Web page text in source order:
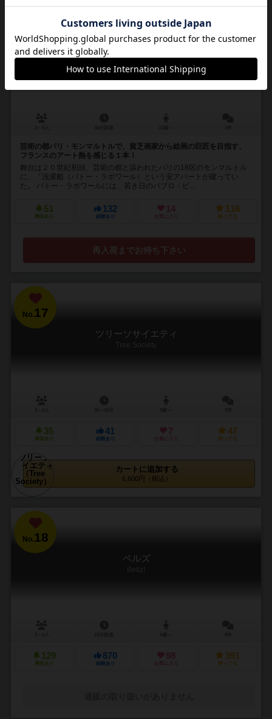
芸術の都パリ・モンマルトルで、貧乏画家から絵画の巨匠を目指す、
フランスのアート熱を感じる１本！
舞台は２０世紀初頭、芸術の都と謳われたパリの18区のモンマルトル
に、「洗濯船（バトー・ラボワール）という安アパートが建ってい
た。 バトー・ラボワールには、若き日のパブロ・ピ...
51
興味あり
132
経験あり
14
お気に入り
116
持ってる
再入荷までお待ち下さい
No.17
ツリーソサイエティ
Tree Society
35
興味あり
41
経験あり
7
お気に入り
47
持ってる
カートに追加する
6,600円（税込）
No.18
ベルズ
Bellz!
129
興味あり
870
経験あり
98
お気に入り
391
持ってる